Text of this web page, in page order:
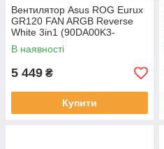
Вентилятор Asus ROG Eurux
GR120 FAN ARGB Reverse
White 3in1 (90DA00K3-
B09020)
В наявності
5 449 ₴
Купити